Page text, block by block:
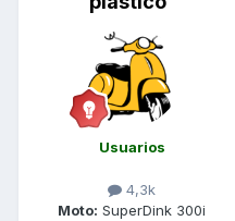
Usuarios
4,3k
Moto: SuperDink 300i